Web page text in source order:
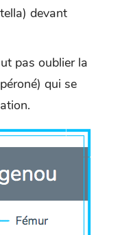
devant
pas oublier la
qui se